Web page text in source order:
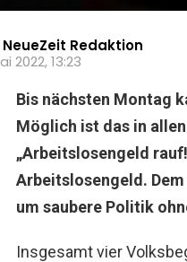
NeueZeit Redaktion
2022, 13:23
Bis nächsten Montag
Möglich ist das in
„Arbeitslosengeld
Arbeitslosengeld.
um saubere Politik
Insgesamt vier